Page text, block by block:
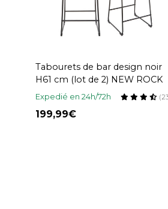
Tabourets de bar design noir
H61 cm (lot de 2) NEW ROCK
Expedié en 24h/72h
199,99